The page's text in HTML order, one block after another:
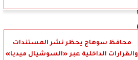
محافظ سوهاج يحظر نشر المستندات
والقرارات الداخلية عبر «السوشيال ميديا»